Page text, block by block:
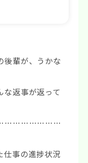
後輩が、うかな
な返事が返って
仕事の進捗状況